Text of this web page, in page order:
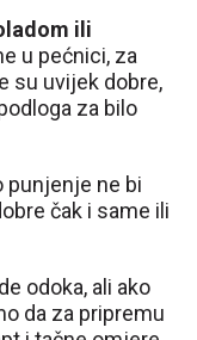
ili
u pećnici, za
su uvijek dobre,
za bilo
punjenje ne bi
čak i same ili
odoka, ali ako
da za pripremu